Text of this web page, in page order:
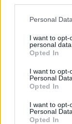
Personal
I want to opt-
personal data.
Opted In
I want to opt-
Personal Data.
Opted In
I want to opt-
Personal
Opted In
Τζεφ
να σου